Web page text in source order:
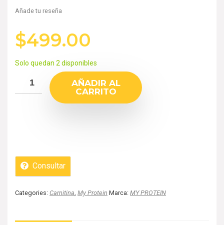
Añade tu reseña
$499.00
Solo quedan 2 disponibles
AÑADIR AL
CARRITO
Consultar
Categories: Carnitina, My Protein Marca: MY PROTEIN